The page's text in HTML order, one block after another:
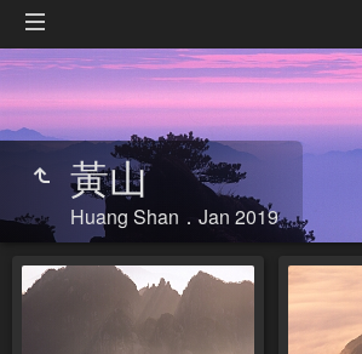
黃山
Huang Shan．Jan 2019